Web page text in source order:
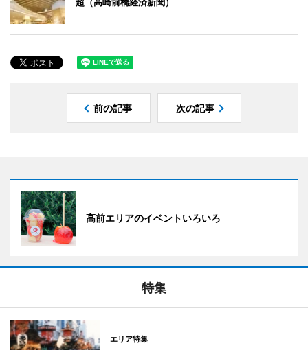
前の記事 次の記事
高前エリアのイベントいろいろ
特集
エリア特集